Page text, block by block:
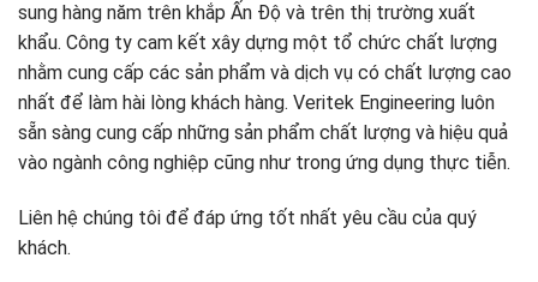
sung hàng năm trên khắp Ấn Độ và trên thị trường xuất
khẩu. Công ty cam kết xây dựng một tổ chức chất lượng
nhằm cung cấp các sản phẩm và dịch vụ có chất lượng cao
nhất để làm hài lòng khách hàng. Veritek Engineering luôn
sẵn sàng cung cấp những sản phẩm chất lượng và hiệu quả
vào ngành công nghiệp cũng như trong ứng dụng thực tiễn.
Liên hệ chúng tôi để đáp ứng tốt nhất yêu cầu của quý
khách.